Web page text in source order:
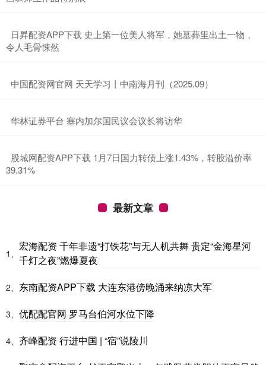
​日昇配资APP下载 史上第一位美人将军，她墓葬里出土一物，
令人毛骨悚然
​中国配资网官网 天天学习丨中南海月刊（2025.09）
​华林证券平台 塞内加尔国民议会议长将访华
​股城网配资APP下载 1月7日国力转债上涨1.43%，转股溢价率
39.31%
最新文章
1、
宏海配资 千年非遗“打铁花”与无人机共舞 贵定“金海星河
千灯之夜”燃爆夏夜
2、 东南配资APP下载 大连东港傍晚涌来纳凉大军
3、 优配配官网 罗马台伯河水位下降
4、 齐峰配资 行进中国 | “宿”说陵川